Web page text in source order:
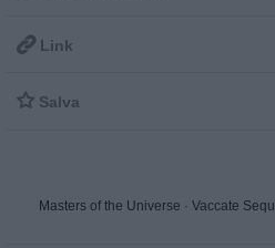
 Link
 Salva
Masters of the Universe · Vaccate